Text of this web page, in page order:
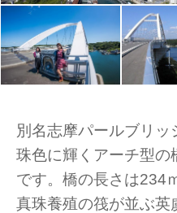
別名志摩パールブリ
珠色に輝くアーチ型
です。橋の長さは234
真珠養殖の筏が並ぶ英